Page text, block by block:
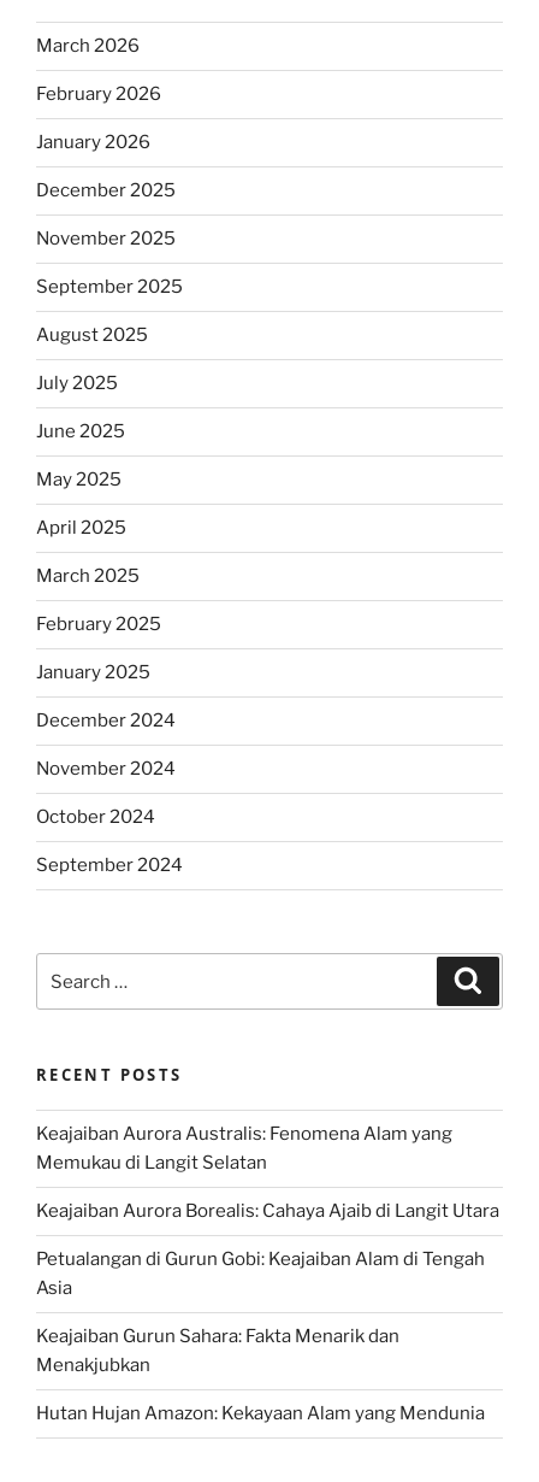
March 2026
February 2026
January 2026
December 2025
November 2025
September 2025
August 2025
July 2025
June 2025
May 2025
April 2025
March 2025
February 2025
January 2025
December 2024
November 2024
October 2024
September 2024
for:
RECENT POSTS
Keajaiban Aurora Australis: Fenomena Alam yang
Memukau di Langit Selatan
Keajaiban Aurora Borealis: Cahaya Ajaib di Langit Utara
Petualangan di Gurun Gobi: Keajaiban Alam di Tengah
Asia
Keajaiban Gurun Sahara: Fakta Menarik dan
Menakjubkan
Hutan Hujan Amazon: Kekayaan Alam yang Mendunia